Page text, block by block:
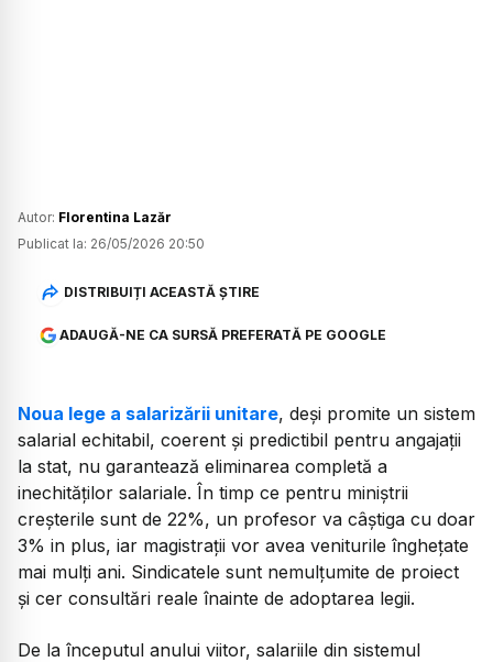
Autor: Florentina Lazăr
Publicat la: 26/05/2026 20:50
DISTRIBUIȚI ACEASTĂ ȘTIRE
ADAUGĂ-NE CA SURSĂ PREFERATĂ PE GOOGLE
Noua lege a salarizării unitare, deși promite un sistem
salarial echitabil, coerent și predictibil pentru angajații
la stat, nu garantează eliminarea completă a
inechităților salariale. În timp ce pentru miniștrii
creșterile sunt de 22%, un profesor va câștiga cu doar
3% in plus, iar magistrații vor avea veniturile înghețate
mai mulți ani. Sindicatele sunt nemulțumite de proiect
și cer consultări reale înainte de adoptarea legii.
De la începutul anului viitor, salariile din sistemul